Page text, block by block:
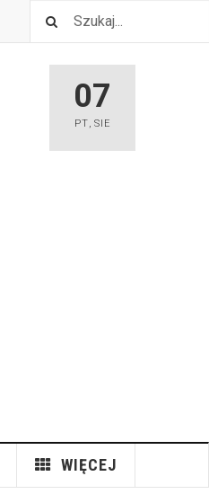
07
PT, SIE
WIĘCEJ